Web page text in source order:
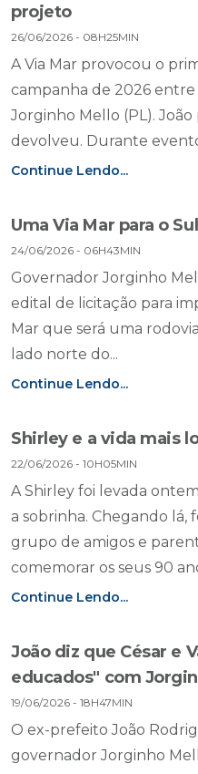
projeto
26/06/2026 - 08H25MIN
A Via Mar provocou o
campanha de 2026 entre
Jorginho Mello (PL).
devolveu. Durante
Continue Lendo...
Uma Via Mar para o Sul
24/06/2026 - 06H43MIN
Governador Jorginho
edital de licitação para
Mar que será uma
lado norte do...
Continue Lendo...
Shirley e a vida mais
22/06/2026 - 10H05MIN
A Shirley foi levada
a sobrinha. Chegando
grupo de amigos e
comemorar os seus 90
Continue Lendo...
João diz que César e
educados" com
19/06/2026 - 18H47MIN
O ex-prefeito João
governador Jorginho